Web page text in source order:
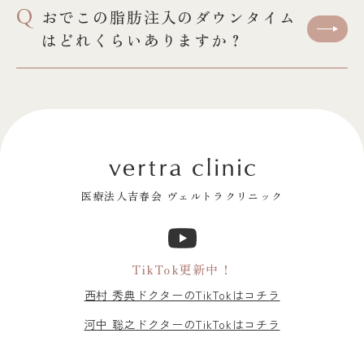
Q おでこの脂肪注入のダウンタイム
はどれくらいありますか？
医療法人吉春会 ヴェルトラクリニック
TikTok更新中！
西村 秀典ドクターのTikTokはコチラ
河中 聡之ドクターのTikTokはコチラ